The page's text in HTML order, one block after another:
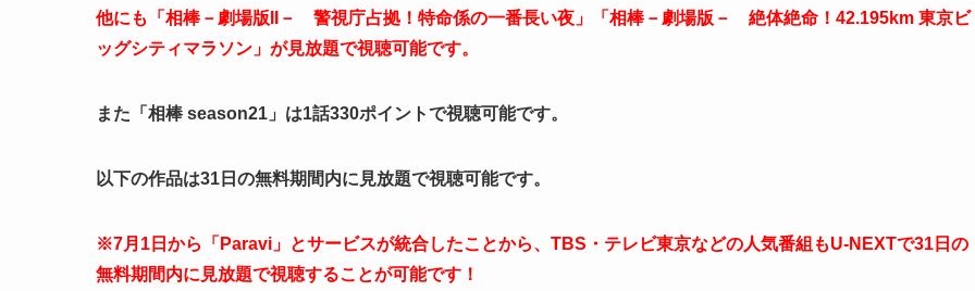
他にも「相棒－劇場版II－ 警視庁占拠！特命係の一番長い夜」「相棒－劇場版－ 絶体絶命！42.195km 東京ビ
ッグシティマラソン」が見放題で視聴可能です。
また「相棒 season21」は1話330ポイントで視聴可能です。
以下の作品は31日の無料期間内に見放題で視聴可能です。
※7月1日から「Paravi」とサービスが統合したことから、TBS・テレビ東京などの人気番組もU-NEXTで31日の
無料期間内に見放題で視聴することが可能です！